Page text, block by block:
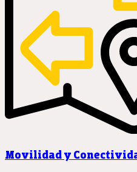
Movilidad y